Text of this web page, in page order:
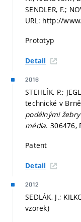
SENDLER, F.;
URL: http://
Prototyp
Detail
2016
STEHLÍK, P.;
technické v
podélnými
média. 306476,
Patent
Detail
2012
SEDLÁK, J.;
vzorek)